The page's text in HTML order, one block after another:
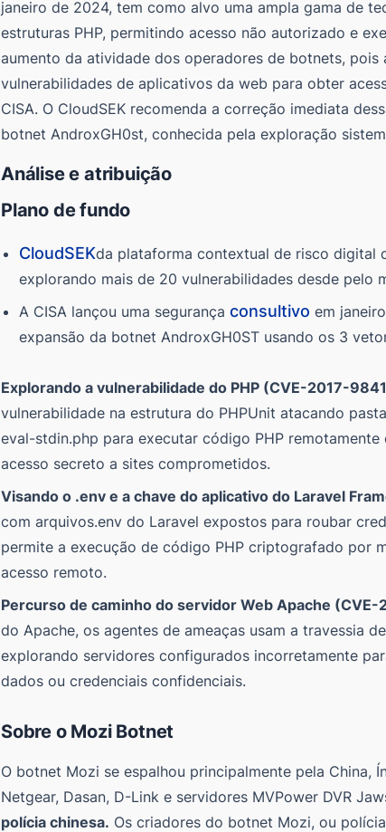
janeiro de 2024, tem como alvo uma ampla gama de
estruturas PHP, permitindo acesso não autorizado e
aumento da atividade dos operadores de botnets,
vulnerabilidades de aplicativos da web para obter
CISA. O CloudSEK recomenda a correção imediata
botnet AndroxGH0st, conhecida pela exploração
Análise e atribuição
Plano de fundo
CloudSEKda plataforma contextual de risco digital
explorando mais de 20 vulnerabilidades desde pelo
A CISA lançou uma segurança consultivo em
expansão da botnet AndroxGH0ST usando os 3
Explorando a vulnerabilidade do PHP (CVE-2017-
vulnerabilidade na estrutura do PHPUnit atacando
eval-stdin.php para executar código PHP
acesso secreto a sites comprometidos.
Visando o .env e a chave do aplicativo do Laravel
com arquivos.env do Laravel expostos para roubar
permite a execução de código PHP criptografado por
acesso remoto.
Percurso de caminho do servidor Web Apache (CVE-
do Apache, os agentes de ameaças usam a travessia
explorando servidores configurados incorretamente
dados ou credenciais confidenciais.
Sobre o Mozi Botnet
O botnet Mozi se espalhou principalmente pela China,
Netgear, Dasan, D-Link e servidores MVPower DVR
polícia chinesa. Os criadores do botnet Mozi, ou